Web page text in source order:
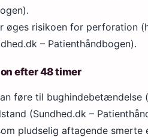
øges risikoen for perforation
– Patienthåndbogen).
efter 48 timer
føre til bughindebetændelse
(Sundhed.dk –
pludselig aftagende